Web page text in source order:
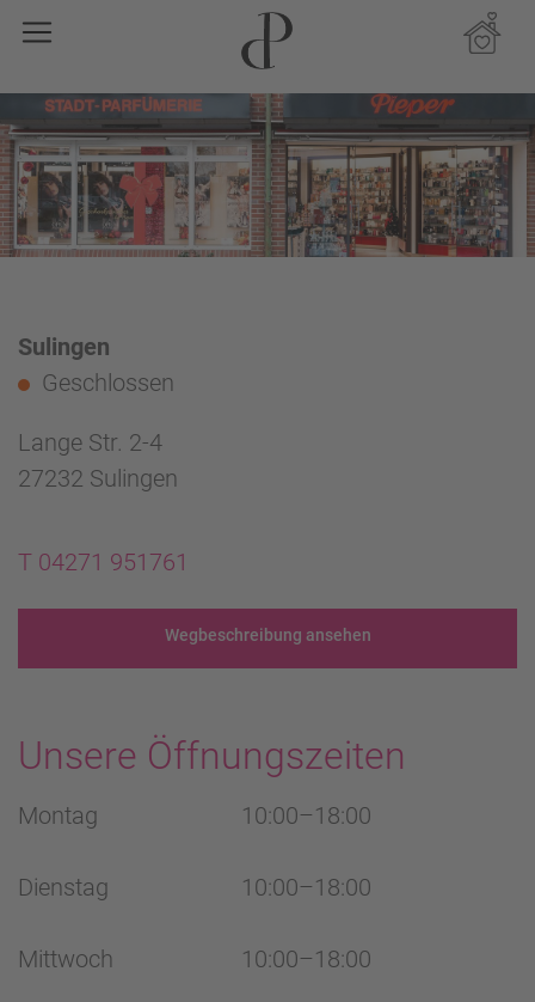
Sulingen
Geschlossen
Lange Str. 2-4
27232 Sulingen
T 04271 951761
Wegbeschreibung ansehen
Unsere Öffnungszeiten
Montag 10:00–18:00
Dienstag 10:00–18:00
Mittwoch 10:00–18:00